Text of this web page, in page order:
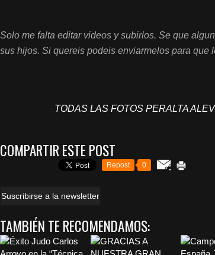
Solo me falta editar videos y subirlos. Se que
sus hijos. Si quereis podeis enviarmelos para que
TODAS LAS FOTOS PERALTA
COMPARTIR ESTE POST
Repost 0
Suscribirse a la newsletter
TAMBIÉN TE RECOMENDAMOS: